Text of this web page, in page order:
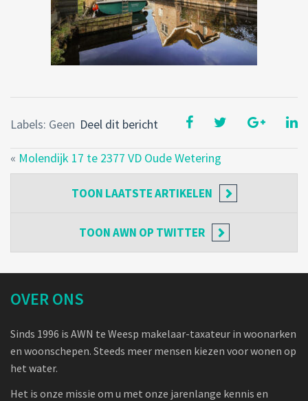
Deel dit bericht
Labels: Geen
« Molendijk 17 te 2377 VD Oude Wetering
TOON LAATSTE ARTIKELEN
TOONAWN OP TWITTER
OVER ONS
Sinds 1996 is AWN te Weesp makelaar-taxateur in woonarken
en woonschepen. Steeds meer mensen kiezen voor wonen op
het water.
Het is onze missie om u met onze jarenlange kennis en